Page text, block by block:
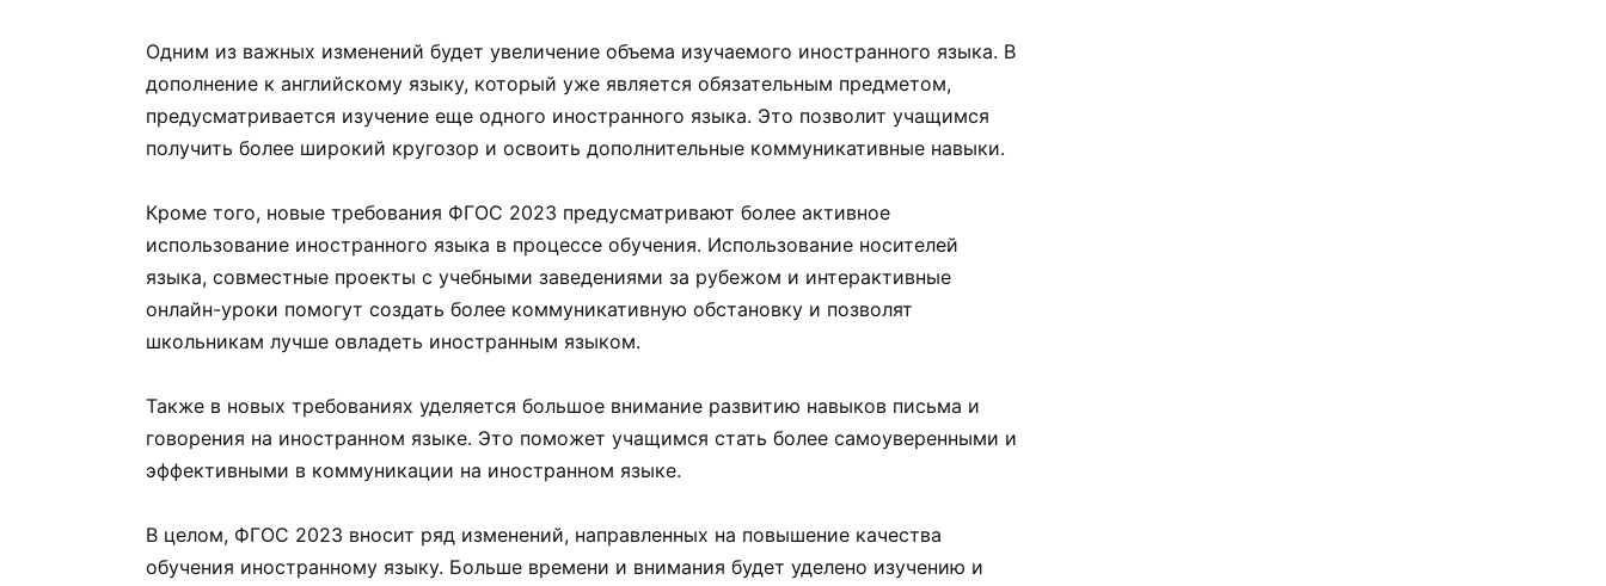
Одним из важных изменений будет увеличение объема изучаемого иностранного языка. В
дополнение к английскому языку, который уже является обязательным предметом,
предусматривается изучение еще одного иностранного языка. Это позволит учащимся
получить более широкий кругозор и освоить дополнительные коммуникативные навыки.
Кроме того, новые требования ФГОС 2023 предусматривают более активное
использование иностранного языка в процессе обучения. Использование носителей
языка, совместные проекты с учебными заведениями за рубежом и интерактивные
онлайн-уроки помогут создать более коммуникативную обстановку и позволят
школьникам лучше овладеть иностранным языком.
Также в новых требованиях уделяется большое внимание развитию навыков письма и
говорения на иностранном языке. Это поможет учащимся стать более самоуверенными и
эффективными в коммуникации на иностранном языке.
В целом, ФГОС 2023 вносит ряд изменений, направленных на повышение качества
обучения иностранному языку. Больше времени и внимания будет уделено изучению и